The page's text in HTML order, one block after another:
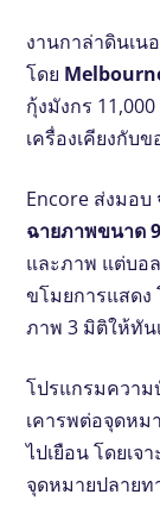
งานกาล่าดินเน
โดย
กุ้งมังกร
เครื่องเคียงกับ
Encore ส่งมอบ
ฉายภาพขนาด
และภาพ แต่บอล
ขโมยการแสดง
ภาพ 3 มิติให้ทัน
โปรแกรมความ
เคารพต่อจุดหม
ไปเยือน โดยเ
จุดหมายปลาย